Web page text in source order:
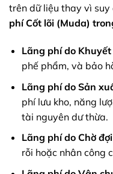
trên dữ liệu thay vì suy
phí Cốt lõi (Muda)
Lãng phí do
phế phẩm, và bảo
Lãng phí do Sản
phí lưu kho, năng
tài nguyên dư thừa.
Lãng phí do Chờ
rỗi hoặc nhân công